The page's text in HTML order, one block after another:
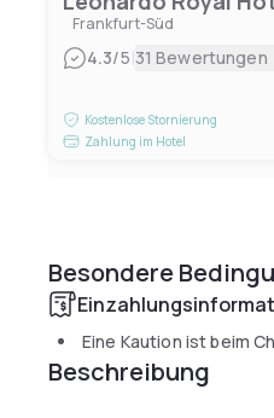
Frankfurt-Süd
4.3/5|31 Bewertungen
Kostenlose Stornierung
Zahlung im Hotel
Besondere
Eine Kaution ist beim
Beschreibung